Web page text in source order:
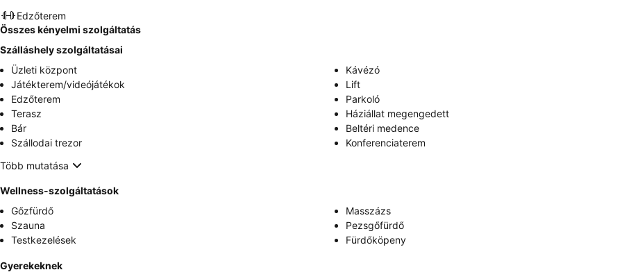
Edzőterem
Összes kényelmi szolgáltatás
Szálláshely szolgáltatásai
Üzleti központ
Kávézó
Játékterem/videójátékok
Lift
Edzőterem
Parkoló
Terasz
Háziállat megengedett
Bár
Beltéri medence
Szállodai trezor
Konferenciaterem
Több mutatása
Wellness-szolgáltatások
Gőzfürdő
Masszázs
Szauna
Pezsgőfürdő
Testkezelések
Fürdőköpeny
Gyerekeknek